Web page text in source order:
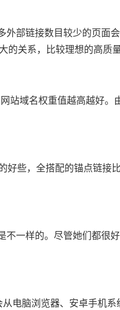
部链接数目较少的页面
关系，比较理想的高质
域名权重值越高越好。
些，全搭配的锚点链接
一样的。尽管她们都很
脑浏览器、安卓手机